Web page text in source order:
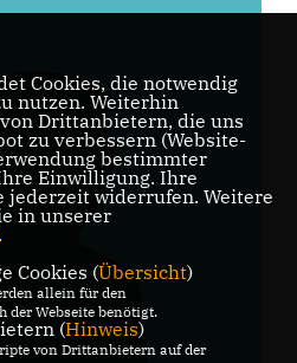
Cookies, die notwendig
nutzen. Weiterhin
Drittanbietern, die uns
zu verbessern (Website-
bestimmter
Einwilligung. Ihre
jederzeit widerrufen. Weitere
in unserer
Cookies (Übersicht)
allein für den
der Webseite benötigt.
(Hinweis)
von Drittanbietern auf der